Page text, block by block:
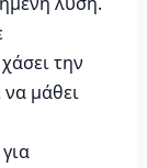
την
να μάθει